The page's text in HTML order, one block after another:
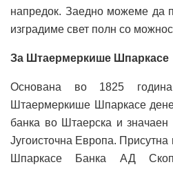
напредок. Заедно можеме да
изградиме свет полн со
За Штаермеркише Шпаркасе
Основана во 1825
Штаермеркише Шпаркасе
банка во Штаерска и
Југоисточна Европа.
Шпаркасе Банка АД